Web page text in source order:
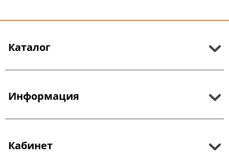
Каталог
Информация
Кабинет